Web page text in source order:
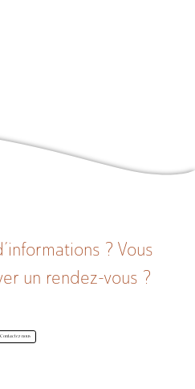
? Vous
un rendez-vous ?
Contactez-nous